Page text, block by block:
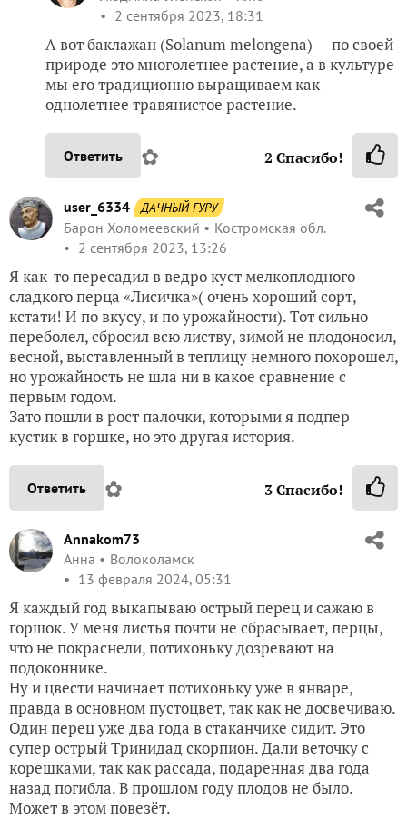
2 сентября 2023, 18:31
А вот баклажан (Solanum melongena) — по своей
природе это многолетнее растение, а в культуре
мы его традиционно выращиваем как
однолетнее травянистое растение.
Ответить ✿ 2 Спасибо!
user_6334 ДАЧНЫЙ ГУРУ
Барон Холомеевский
Костромская обл.
2 сентября 2023, 13:26
Я как-то пересадил в ведро куст мелкоплодного
сладкого перца «Лисичка»( очень хороший сорт,
кстати! И по вкусу, и по урожайности). Тот сильно
переболел, сбросил всю листву, зимой не плодоносил,
весной, выставленный в теплицу немного похорошел,
но урожайность не шла ни в какое сравнение с
первым годом.
Зато пошли в рост палочки, которыми я подпер
кустик в горшке, но это другая история.
Ответить ✿ 3Спасибо!
Annakom73
Анна
Волоколамск
13 февраля 2024, 05:31
Я каждый год выкапываю острый перец и сажаю в
горшок. У меня листья почти не сбрасывает, перцы,
что не покраснели, потихоньку дозревают на
подоконнике.
Ну и цвести начинает потихоньку уже в январе,
правда в основном пустоцвет, так как не досвечиваю.
Один перец уже два года в стаканчике сидит. Это
супер острый Тринидад скорпион. Дали веточку с
корешками, так как рассада, подаренная два года
назад погибла. В прошлом году плодов не было.
Может в этом повезёт.